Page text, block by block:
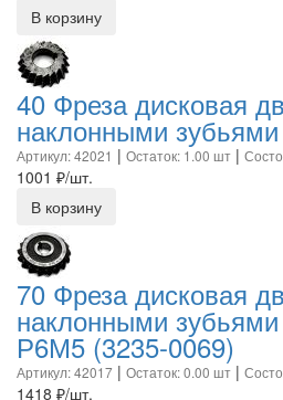
В корзину
40 Фреза дисковая
наклонными
Артикул: 42021 | Остаток: 1.00 шт |
1001 ₽/шт.
В корзину
70 Фреза дисковая
наклонными
Р6М5 (3235-0069)
Артикул: 42017 | Остаток: 0.00 шт |
1418 ₽/шт.